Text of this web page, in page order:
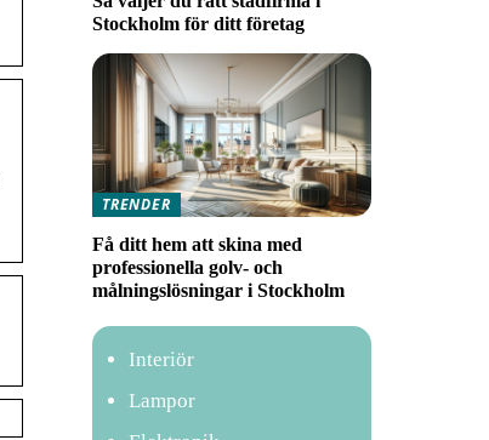
Stockholm för ditt företag
TRENDER
Få ditt hem att skina med
professionella golv- och
målningslösningar i Stockholm
Interiör
Lampor